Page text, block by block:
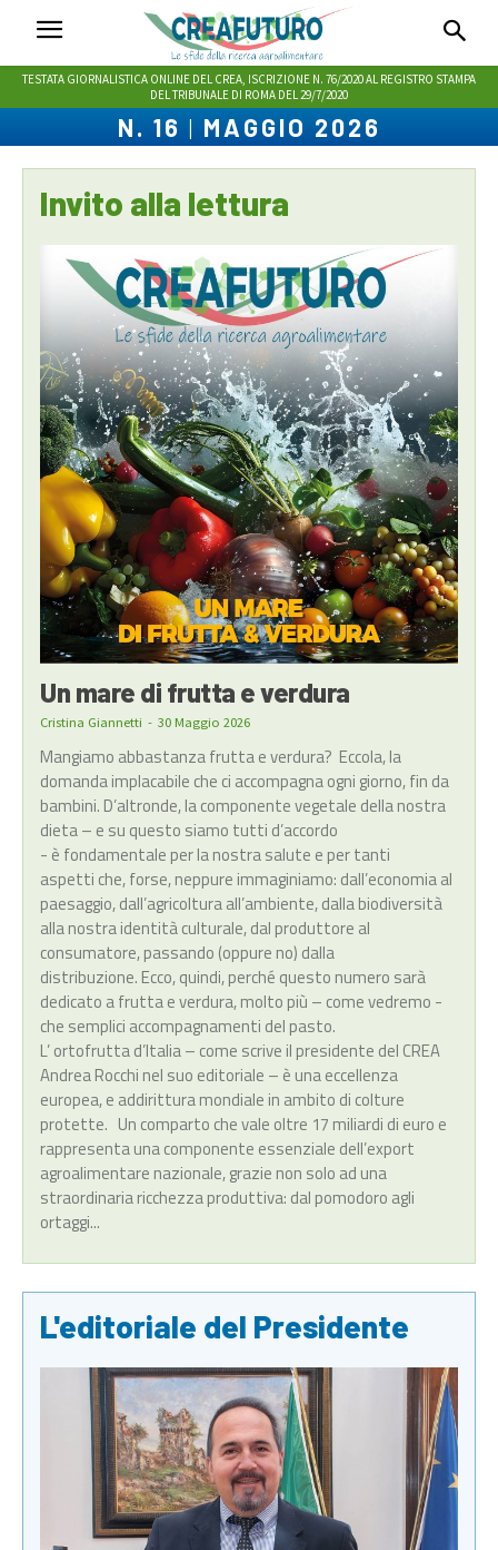
TESTATA GIORNALISTICA ONLINE DEL CREA, ISCRIZIONE N. 76/2020 AL REGISTRO STAMPA
DEL TRIBUNALE DI ROMA DEL 29/7/2020
N. 16 | MAGGIO 2026
Invito alla lettura
Un mare di frutta e verdura
Cristina Giannetti - 30 Maggio 2026
Mangiamo abbastanza frutta e verdura? Eccola, la
domanda implacabile che ci accompagna ogni giorno, fin da
bambini. D’altronde, la componente vegetale della nostra
dieta – e su questo siamo tutti d’accordo
- è fondamentale per la nostra salute e per tanti
aspetti che, forse, neppure immaginiamo: dall’economia al
paesaggio, dall’agricoltura all’ambiente, dalla biodiversità
alla nostra identità culturale, dal produttore al
consumatore, passando (oppure no) dalla
distribuzione. Ecco, quindi, perché questo numero sarà
dedicato a frutta e verdura, molto più – come vedremo -
che semplici accompagnamenti del pasto.
L’ ortofrutta d’Italia – come scrive il presidente del CREA
Andrea Rocchi nel suo editoriale – è una eccellenza
europea, e addirittura mondiale in ambito di colture
protette. Un comparto che vale oltre 17 miliardi di euro e
rappresenta una componente essenziale dell’export
agroalimentare nazionale, grazie non solo ad una
straordinaria ricchezza produttiva: dal pomodoro agli
ortaggi...
L'editoriale del Presidente